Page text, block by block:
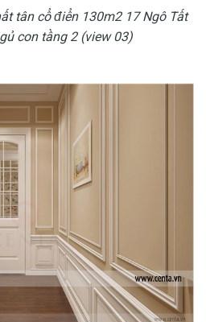
tân cổ điển 130m2 17 Ngô Tất
con tầng 2 (view 03)